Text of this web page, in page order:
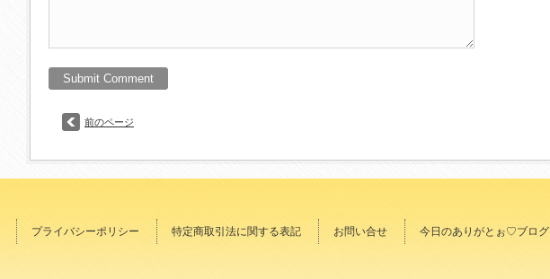
前のページ
プライバシーポリシー 特定商取引法に関する表記 お問い合せ 今日のありがとぉ♡ブログ